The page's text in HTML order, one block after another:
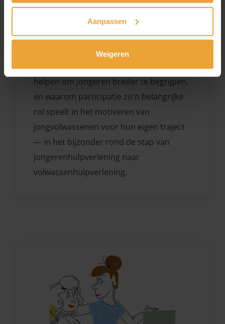
Aanpassen
Weigeren
heldere samenvatting van de
ontwikkelingstaken die horen bij de
transitieleeftijd en de uitdagingen die
daarbij kunnen ontstaan. We bekijken
hoe een transdiagnostische blik kan
helpen om jongeren breder te begrijpen,
en waarom participatie zo'n belangrijke
rol speelt in het motiveren van
jongvolwassenen voor hun eigen traject
— in het bijzonder rond de stap van
jongerenhulpverlening naar
volwassenhulpverlening.